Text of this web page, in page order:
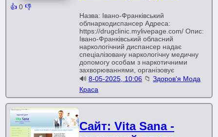
👍 0 👎
Назва: Івано-Франківський
облнаркодиспансер Адреса:
https://drugclinic.mylivepage.com/ Опис:
Івано-Франківський обласний
наркологічний диспансер надає
спеціалізовану наркологічну медичну
допомогу особам з наркотичними
захворюваннями, організовує
🔊8-05-2025, 10:06 📁Здоров'я Мода
Краса
Сайт: Vita Sana -